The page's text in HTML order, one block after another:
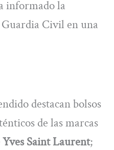
informado la
Civil en una
destacan bolsos
de las marcas
Saint Laurent;